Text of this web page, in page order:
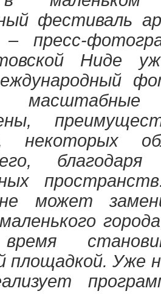
фестиваль
– пресс-
Ниде
некоторых
может
площадкой. Уже